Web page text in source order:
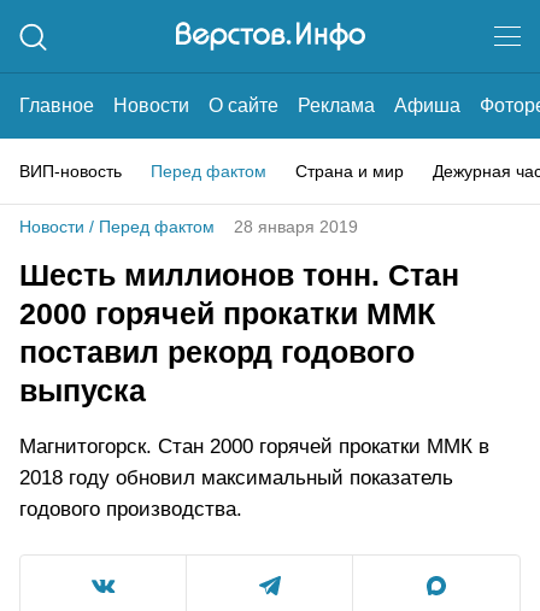
Главное Новости О сайте Реклама Афиша
ВИП-новость Перед фактом Страна и мир Дежурная
Новости / Перед фактом 28 января 2019
Шесть миллионов тонн. Стан
2000 горячей прокатки ММК
поставил рекорд годового
выпуска
Магнитогорск. Стан 2000 горячей прокатки ММК в
2018 году обновил максимальный показатель
годового производства.